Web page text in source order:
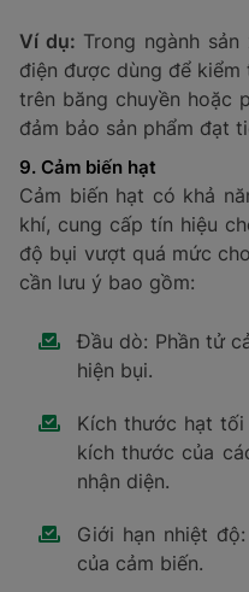
7. Cảm biến vị trí
Cảm biến vị trí, còn
năng phát hiện địa
hoặc linh kiện máy
hai phương pháp chính:
trí tuyến tính.
Thông số kỹ thuật cần
Loại cảm biến.
Phạm vi đo lường.
Trong ngành
được sử dụng để định
góc độ.
8. Cảm biến quang điện